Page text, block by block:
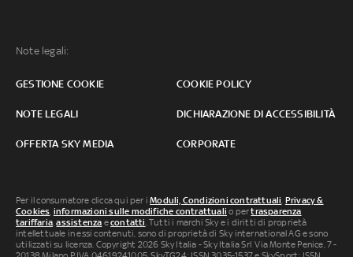
Note legali:
GESTIONE COOKIE COOKIE POLICY
NOTE LEGALI DICHIARAZIONE DI ACCESSIBILITÀ
OFFERTA SKY MEDIA CORPORATE
Per il consumatore clicca qui per iModuli, Condizioni contrattuali, Privacy &
Cookies, informazioni sulle modifiche contrattuali o pertrasparenza
tariffaria,assistenza econtatti. Tutti i marchi Sky e i diritti di proprietà
intellettuale in essi contenuti, sono di proprietà di Sky international AG e sono
utilizzati su licenza. Copyright 2026 Sky Italia - Sky Italia Srl Via Monte Penice, 7 -